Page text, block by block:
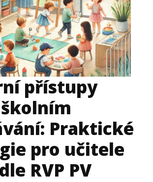
přístupy
Praktické
pro učitele
RVP PV